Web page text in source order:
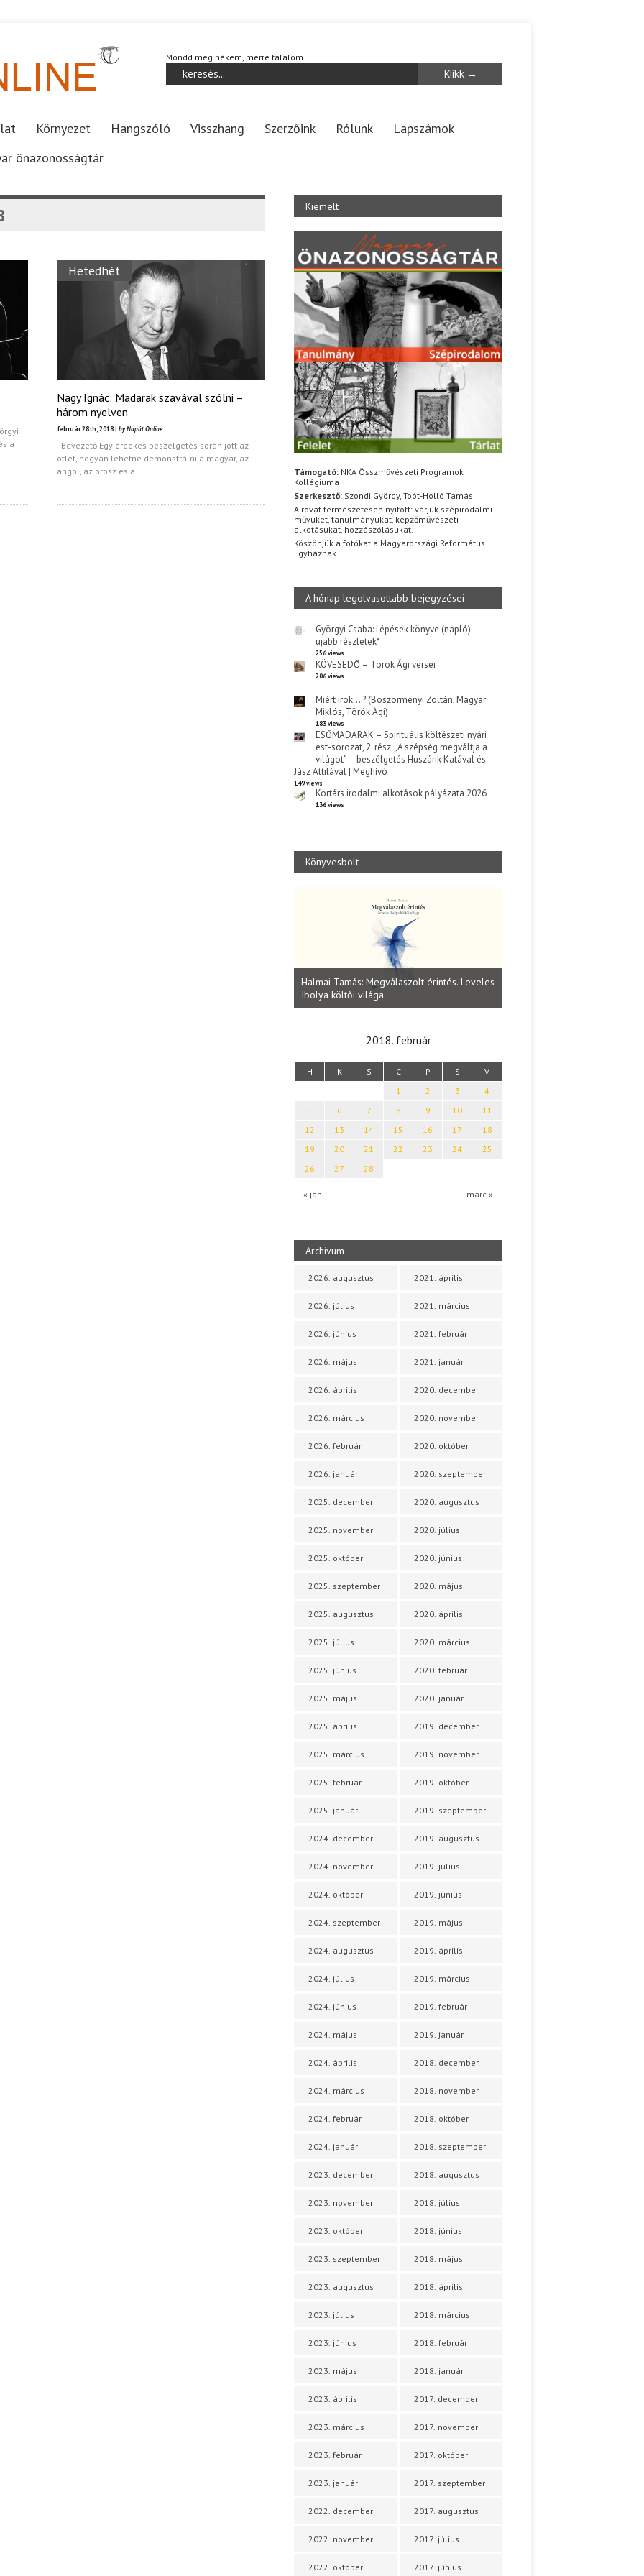
Mondd meg nékem, merre találom…
Környezet Hangszóló Visszhang Szerzőink Rólunk
Lapszámok
önazonosságtár
a
Hetedhét
Nagy Ignác: Madarak szavával szólni –
három nyelven
február 28th, 2018 | by Napút Online
Bevezető Egy érdekes beszélgetés során jött az
ötlet, hogyan lehetne demonstrálni a magyar, az
angol, az orosz és a
Kiemelt
Támogató: NKA Összművészeti Programok
Kollégiuma
Szerkesztő: Szondi György, Toót-Holló Tamás
A rovat természetesen nyitott: várjuk szépirodalmi
művüket, tanulmányukat, képzőművészeti
alkotásukat, hozzászólásukat.
Köszönjük a fotókat a Magyarországi Református
Egyháznak
A hónap legolvasottabb bejegyzései
Györgyi Csaba: Lépések könyve (napló) –
újabb részletek*
256 views
KÖVESEDŐ – Török Ági versei
206 views
Miért írok… ? (Böszörményi Zoltán, Magyar
Miklós, Török Ági)
183 views
ESŐMADARAK – Spirituális költészeti nyári
est-sorozat, 2. rész: „A szépség megváltja a
világot” – beszélgetés Huszárik Katával és
Jász Attilával | Meghívó
149 views
Kortárs irodalmi alkotások pályázata 2026
136 views
Könyvesbolt
Halmai Tamás: Megválaszolt érintés. Leveles
Ibolya költői világa
2018. február
H K S C P S V
« jan márc »
1 2 3
4
5
6 7 8 9 10
11
12
13 14 15 16 17
18
19
20 21 22 23 24
25
26
27 28
Archívum
2026. augusztus
2026. július
2026. június
2026. május
2026. április
2026. március
2026. február
2026. január
2025. december
2025. november
2025. október
2025. szeptember
2025. augusztus
2025. július
2025. június
2025. május
2025. április
2025. március
2025. február
2025. január
2024. december
2024. november
2024. október
2024. szeptember
2024. augusztus
2024. július
2024. június
2024. május
2024. április
2024. március
2024. február
2024. január
2023. december
2023. november
2023. október
2023. szeptember
2023. augusztus
2023. július
2023. június
2023. május
2023. április
2023. március
2023. február
2023. január
2022. december
2022. november
2022. október
2021. április
2021. március
2021. február
2021. január
2020. december
2020. november
2020. október
2020. szeptember
2020. augusztus
2020. július
2020. június
2020. május
2020. április
2020. március
2020. február
2020. január
2019. december
2019. november
2019. október
2019. szeptember
2019. augusztus
2019. július
2019. június
2019. május
2019. április
2019. március
2019. február
2019. január
2018. december
2018. november
2018. október
2018. szeptember
2018. augusztus
2018. július
2018. június
2018. május
2018. április
2018. március
2018. február
2018. január
2017. december
2017. november
2017. október
2017. szeptember
2017. augusztus
2017. július
2017. június